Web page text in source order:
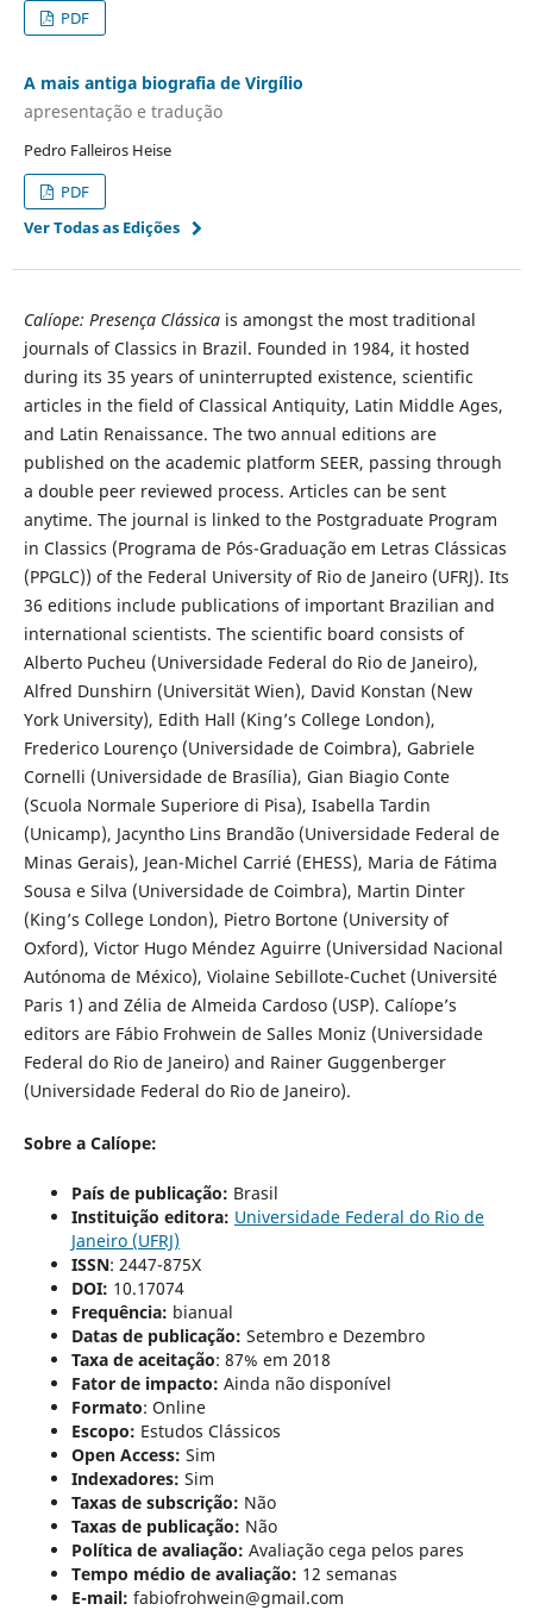
PDF
A mais antiga biografia de Virgílio
apresentação e tradução
Pedro Falleiros Heise
PDF
Ver Todas as Edições
Calíope: Presença Clássica is amongst the most traditional
journals of Classics in Brazil. Founded in 1984, it hosted
during its 35 years of uninterrupted existence, scientific
articles in the field of Classical Antiquity, Latin Middle Ages,
and Latin Renaissance. The two annual editions are
published on the academic platform SEER, passing through
a double peer reviewed process. Articles can be sent
anytime. The journal is linked to the Postgraduate Program
in Classics (Programa de Pós-Graduação em Letras Clássicas
(PPGLC)) of the Federal University of Rio de Janeiro (UFRJ). Its
36 editions include publications of important Brazilian and
international scientists. The scientific board consists of
Alberto Pucheu (Universidade Federal do Rio de Janeiro),
Alfred Dunshirn (Universität Wien), David Konstan (New
York University), Edith Hall (King’s College London),
Frederico Lourenço (Universidade de Coimbra), Gabriele
Cornelli (Universidade de Brasília), Gian Biagio Conte
(Scuola Normale Superiore di Pisa), Isabella Tardin
(Unicamp), Jacyntho Lins Brandão (Universidade Federal de
Minas Gerais), Jean-Michel Carrié (EHESS), Maria de Fátima
Sousa e Silva (Universidade de Coimbra), Martin Dinter
(King’s College London), Pietro Bortone (University of
Oxford), Victor Hugo Méndez Aguirre (Universidad Nacional
Autónoma de México), Violaine Sebillote-Cuchet (Université
Paris 1) and Zélia de Almeida Cardoso (USP). Calíope’s
editors are Fábio Frohwein de Salles Moniz (Universidade
Federal do Rio de Janeiro) and Rainer Guggenberger
(Universidade Federal do Rio de Janeiro).
Sobre a Calíope:
País de publicação: Brasil
Instituição editora: Universidade Federal do Rio de
Janeiro (UFRJ)
ISSN: 2447-875X
DOI: 10.17074
Frequência: bianual
Datas de publicação: Setembro e Dezembro
Taxa de aceitação: 87% em 2018
Fator de impacto: Ainda não disponível
Formato: Online
Escopo: Estudos Clássicos
Open Access: Sim
Indexadores: Sim
Taxas de subscrição: Não
Taxas de publicação: Não
Política de avaliação: Avaliação cega pelos pares
Tempo médio de avaliação: 12 semanas
E-mail: fabiofrohwein@gmail.com